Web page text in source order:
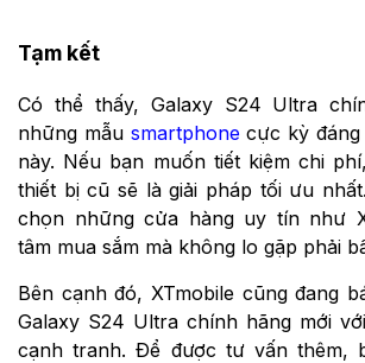
Tạm kết
Có thể thấy, Galaxy S24 Ultra
những mẫu smartphonecực kỳ đáng
này. Nếu bạn muốn tiết kiệm chi
thiết bị cũ sẽ là giải pháp tối ưu
chọn những cửa hàng uy tín như
tâm mua sắm mà không lo gặp phải
Bên cạnh đó, XTmobile cũng đang
Galaxy S24 Ultra chính hãng mới
cạnh tranh. Để được tư vấn thêm,